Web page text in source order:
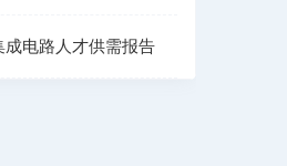
成电路人才供需报告